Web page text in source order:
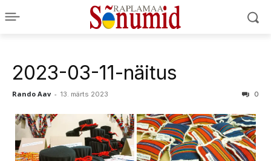
2023-03-11-näitus
Rando Aav - 13. märts 2023 0